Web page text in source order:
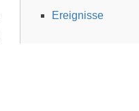
Ereignisse